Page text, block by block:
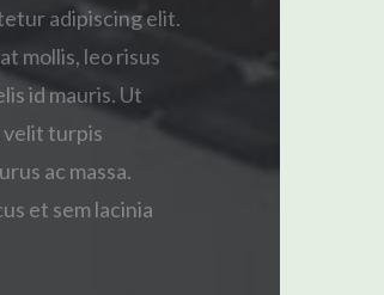
adipiscing elit.
mollis, leo risus
id mauris. Ut
velit turpis
ac massa.
et sem lacinia